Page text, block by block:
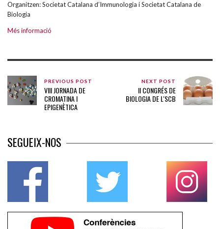
Organitzen: Societat Catalana d’Immunologia i Societat Catalana de
Biologia
Més informació
PREVIOUS POST
VIII JORNADA DE
CROMATINA I
EPIGENÈTICA
NEXT POST
II CONGRÉS DE
BIOLOGIA DE L'SCB
SEGUEIX-NOS